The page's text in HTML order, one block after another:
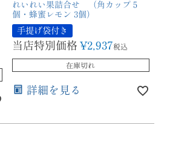
れいれい果詰合せ （角カップ 5
個・蜂蜜レモン 3個）
手提げ袋付き
当店特別価格 ¥2,937税込
在庫切れ
詳細を見る